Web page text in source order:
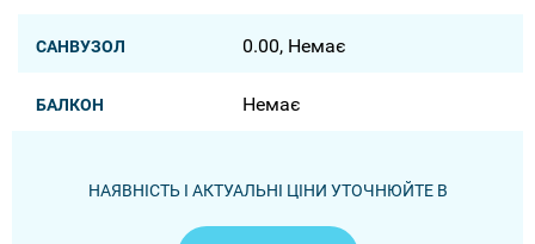
САНВУЗОЛ 0.00, Немає
БАЛКОН Немає
НАЯВНІСТЬ І АКТУАЛЬНІ ЦІНИ УТОЧНЮЙТЕ В